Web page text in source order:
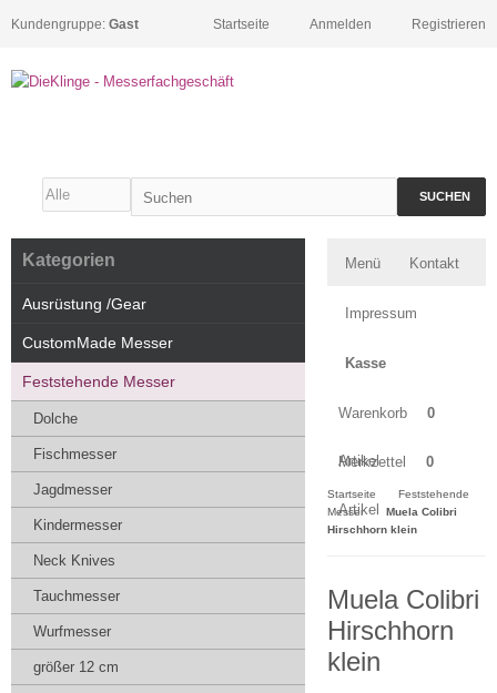
Kundengruppe: Gast Registrieren
Anmelden
Startseite
SUCHEN
Menü Kontakt
Impressum
Kasse
Warenkorb 0
Artikel
Merkzettel 0
Artikel
Startseite
Feststehende
Messer
Muela Colibri
Hirschhorn klein
Muela Colibri
Hirschhorn
klein
Kategorien
Ausrüstung /Gear
CustomMade Messer
Feststehende Messer
Dolche
Fischmesser
Jagdmesser
Kindermesser
Neck Knives
Tauchmesser
Wurfmesser
größer 12 cm